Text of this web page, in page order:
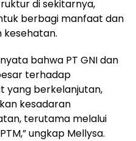
di sekitarnya,
berbagi manfaat dan
bahwa PT GNI dan
terhadap
yang berkelanjutan,
kesadaran
terutama melalui
ungkap Mellysa.